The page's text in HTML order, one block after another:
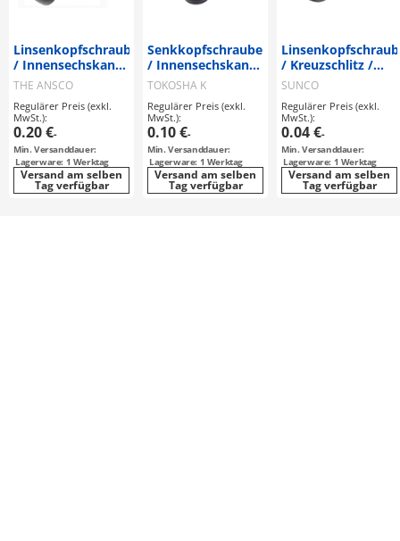
Linsenkopfschrauben
/ Innensechskant /
Stahl /
Behandlung
wählbar /
CSHBTAS
THE ANSCO
Regulärer Preis (exkl.
MwSt.):
0.20 €-
Min. Versanddauer:
Lagerware: 1 Werktag
Versand am selben
Tag verfügbar
Senkkopfschrauben
/ Innensechskant /
Stahl / 10.9 /
Beschichtung
wählbar /
CSHCSHT
TOKOSHA K
Regulärer Preis (exkl.
MwSt.):
0.10 €-
Min. Versanddauer:
Lagerware: 1 Werktag
Versand am selben
Tag verfügbar
/ Kreuzschlitz /
Schlitz
SUNCO
Regulärer Preis (exkl.
MwSt.):
0.04 €-
Min. Versanddauer:
Lagerware: 1 Werktag
Versand am selben
Tag verfügbar